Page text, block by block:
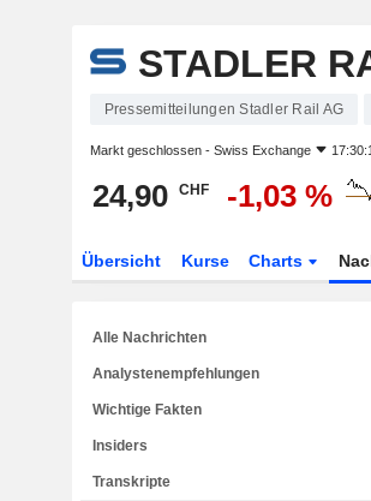
STADLER
Pressemitteilungen Stadler Rail AG
Markt geschlossen - Swiss Exchange
24,90 CHF -1,03 %
Übersicht Kurse Charts
Alle Nachrichten
Analystenempfehlungen
Wichtige Fakten
Insiders
Transkripte